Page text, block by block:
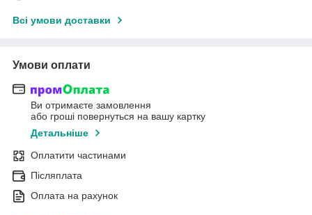
Всі умови доставки
Умови оплати
Ви отримаєте замовлення
або гроші повернуться на вашу картку
Детальніше
Оплатити частинами
Післяплата
Оплата на рахунок